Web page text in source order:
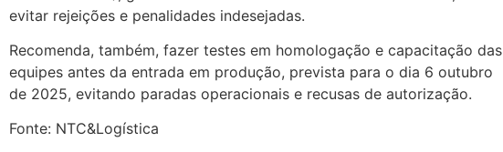
evitar rejeições e penalidades indesejadas.
Recomenda, também, fazer testes em homologação e capacitação das
equipes antes da entrada em produção, prevista para o dia 6 outubro
de 2025, evitando paradas operacionais e recusas de autorização.
Fonte: NTC&Logística